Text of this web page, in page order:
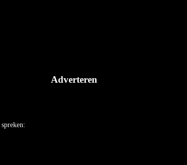
Adverteren